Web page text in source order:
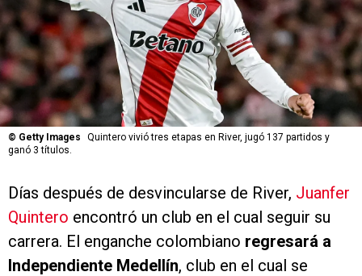
© Getty Images
Quintero vivió tres etapas en River, jugó 137 partidos y
ganó 3 títulos.
Días después de desvincularse de River, Juanfer
Quintero encontró un club en el cual seguir su
carrera. El enganche colombiano regresará a
Independiente Medellín, club en el cual se